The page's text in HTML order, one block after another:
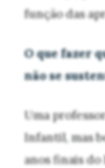
função das
O que fazer
não se
Uma
Infantil, mas
anos finais